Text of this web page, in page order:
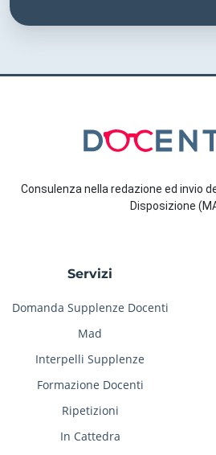
Consulenza nella redazione ed invio
Disposizione
Servizi
Domanda Supplenze Docenti
Mad
Interpelli Supplenze
Formazione Docenti
Ripetizioni
In Cattedra